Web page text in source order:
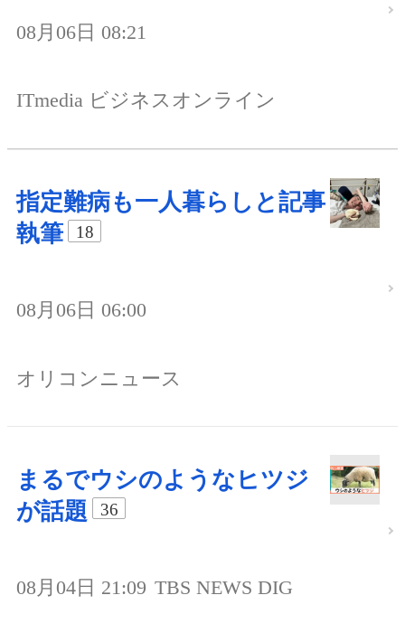
08月06日 08:21
ITmedia ビジネスオンライン
指定難病も一人暮らしと記事
執筆
18
08月06日 06:00
オリコンニュース
まるでウシのようなヒツジ
が話題
36
08月04日 21:09 TBS NEWS DIG